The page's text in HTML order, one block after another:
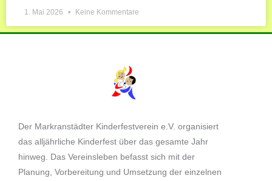
1. Mai 2026 Keine Kommentare
Der Markranstädter Kinderfestverein e.V. organisiert
das alljährliche Kinderfest über das gesamte Jahr
hinweg. Das Vereinsleben befasst sich mit der
Planung, Vorbereitung und Umsetzung der einzelnen